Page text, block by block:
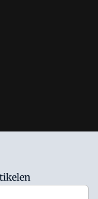
in
deze site zijn de
Voorwaarden